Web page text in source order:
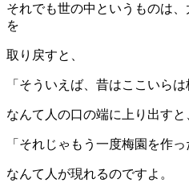
それでも世の中というものは
を
取り戻すと、
「そういえば、昔はここいら
なんて人の口の端に上り出すと
「それじゃもう一度梅園を作っ
なんて人が現れるのですよ。